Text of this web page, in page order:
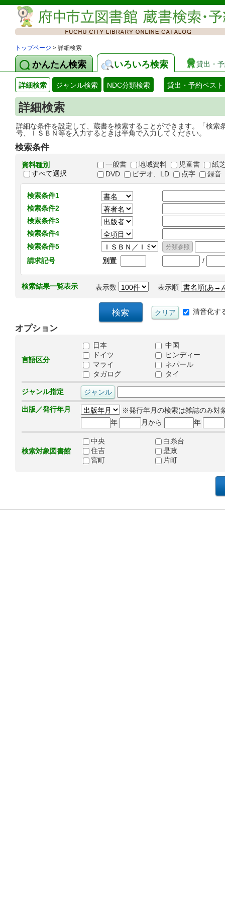
トップページ > 詳細検索
かんたん検索 いろいろ検索 貸出・
詳細検索 ジャンル検索 NDC分類検索 貸出・予約ベスト
詳細検索
詳細な条件を設定して、蔵書を検索することができます。「検
号、ＩＳＢＮ等を入力するときは半角で入力してください。
検索条件
資料種別
すべて選択
一般書 地域資料 児童書
紙
DVD
ビデオ、LD 点字 録音
検索条件1
検索条件2
検索条件3
検索条件4
検索条件5
請求記号
別置 /
検索結果一覧表示 表示数 表示順
清音化す
オプション
言語区分
日本
中国
ドイツ
ヒンディー
マライ
ネパール
タガログ
タイ
ジャンル指定
出版／発行年月
※発行年月の検索は雑誌のみ対
年
月から 年
検索対象図書館
中央
白糸台
住吉
是政
宮町
片町